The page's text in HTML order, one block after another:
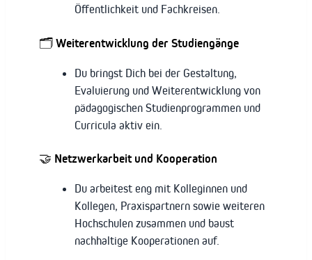
Öffentlichkeit und Fachkreisen.
🗂 Weiterentwicklung der Studiengänge
Du bringst Dich bei der Gestaltung,
Evaluierung und Weiterentwicklung von
pädagogischen Studienprogrammen und
Curricula aktiv ein.
🤝 Netzwerkarbeit und Kooperation
Du arbeitest eng mit Kolleginnen und
Kollegen, Praxispartnern sowie weiteren
Hochschulen zusammen und baust
nachhaltige Kooperationen auf.